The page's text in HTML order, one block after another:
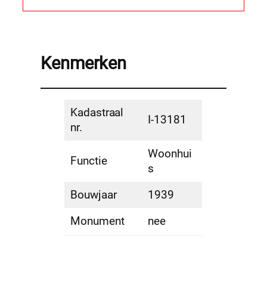
Kenmerken
Kadastraal
nr.
I-13181
Functie
Woonhui
s
Bouwjaar
1939
Monument
nee